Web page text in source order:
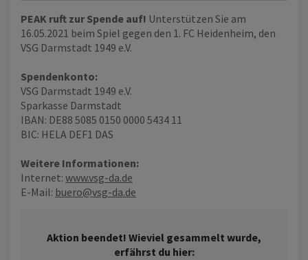
PEAK ruft zur Spende auf! Unterstützen Sie am
16.05.2021 beim Spiel gegen den 1. FC Heidenheim, den
VSG Darmstadt 1949 e.V.
Spendenkonto:
VSG Darmstadt 1949 e.V.
Sparkasse Darmstadt
IBAN: DE88 5085 0150 0000 5434 11
BIC: HELA DEF1 DAS
Weitere Informationen:
Internet: www.vsg-da.de
E-Mail: buero@vsg-da.de
Aktion beendet! Wieviel gesammelt wurde,
erfährst du hier: